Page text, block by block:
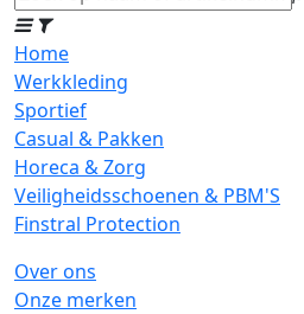
Home
Werkkleding
Sportief
Casual & Pakken
Horeca & Zorg
Veiligheidsschoenen & PBM'S
Finstral Protection
Over ons
Onze merken